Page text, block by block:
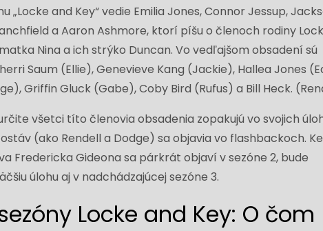
„Locke and Key“ vedie Emilia Jones, Connor Jessup,
a Aaron Ashmore, ktorí píšu o členoch rodiny
Nina a ich strýko Duncan. Vo vedľajšom obsadení sú
Saum (Ellie), Genevieve Kang (Jackie), Hallea Jones
Griffin Gluck (Gabe), Coby Bird (Rufus) a Bill Heck.
všetci títo členovia obsadenia zopakujú vo svojich
(ako Rendell a Dodge) sa objavia vo flashbackoch.
Fredericka Gideona sa párkrát objaví v sezóne 2, bude
úlohu aj v nadchádzajúcej sezóne 3.
Locke and Key: O čom